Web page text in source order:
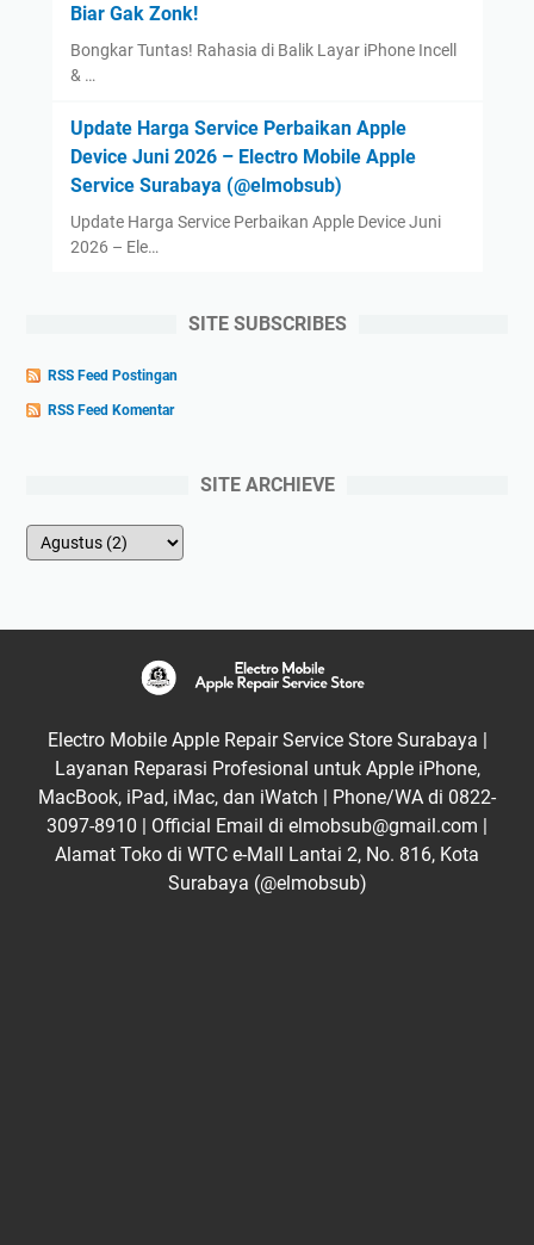
Biar Gak Zonk!
Bongkar Tuntas! Rahasia di Balik Layar iPhone Incell
& …
Update Harga Service Perbaikan Apple
Device Juni 2026 – Electro Mobile Apple
Service Surabaya (@elmobsub)
Update Harga Service Perbaikan Apple Device Juni
2026 – Ele…
SITE SUBSCRIBES
RSS Feed Postingan
RSS Feed Komentar
SITE ARCHIEVE
Electro Mobile Apple Repair Service Store Surabaya |
Layanan Reparasi Profesional untuk Apple iPhone,
MacBook, iPad, iMac, dan iWatch | Phone/WA di 0822-
3097-8910 | Official Email di elmobsub@gmail.com |
Alamat Toko di WTC e-Mall Lantai 2, No. 816, Kota
Surabaya (@elmobsub)